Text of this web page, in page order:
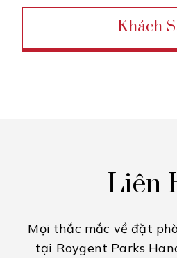
Khách
Liên
Mọi thắc mắc về đặt
tại Roygent Parks